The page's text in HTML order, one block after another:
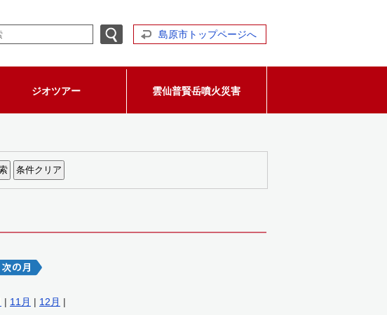
島原市トップページへ
ジオツアー 雲仙普賢岳噴火災害
| 11月 | 12月 |